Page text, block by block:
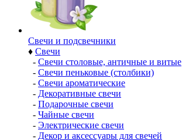
Свечи и подсвечники
♦ Свечи
- Свечи столовые, античные и витые
- Свечи пеньковые (столбики)
- Свечи ароматические
- Декоративные свечи
- Подарочные свечи
- Чайные свечи
- Электрические свечи
- Декор и аксессуары для свечей